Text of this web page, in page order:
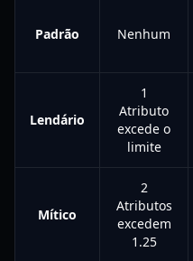
Padrão Nenhum
Lendário
1
Atributo
excede o
limite
Mítico
2
Atributos
excedem
1.25